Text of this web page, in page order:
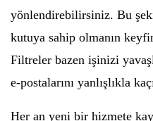
yönlendirebilirsiniz. Bu
kutuya sahip olmanın
Filtreler bazen işinizi
e-postalarını yanlışlıkla
Her an yeni bir hizmete